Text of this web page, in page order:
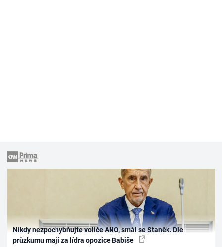
Nikdy nezpochybňujte voliče ANO, smál se Staněk. Dle
průzkumu mají za lídra opozice Babiše